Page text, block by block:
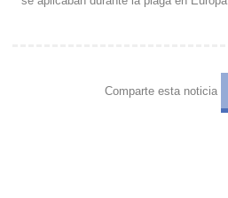
Comparte esta noticia